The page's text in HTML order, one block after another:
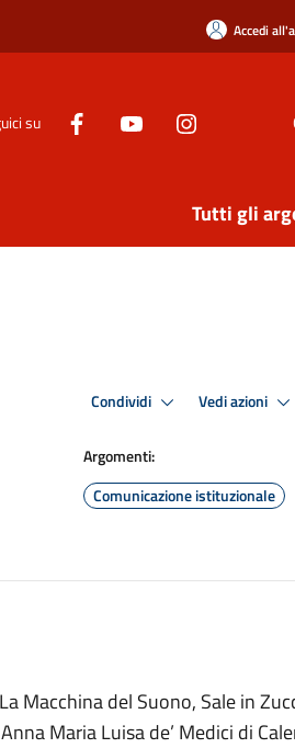
Accedi
su
Tutti gli
Condividi Vedi azioni
Argomenti:
Comunicazione istituzionale
Macchina del Suono, Sale in
Maria Luisa de’ Medici di